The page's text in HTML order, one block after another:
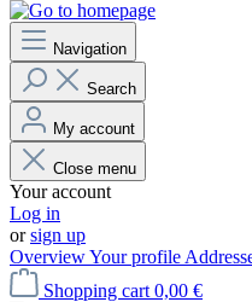
Navigation
Search
My account
Close menu
Your account
Log in
orsign up
OverviewYour profile
Shopping cart 0,00 €